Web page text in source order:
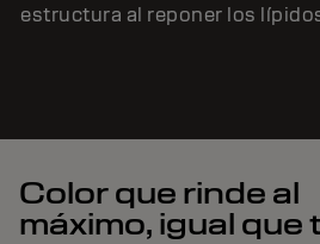
estructura al reponer los
Color que rinde al
máximo, igual que